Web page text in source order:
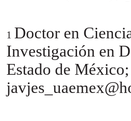
1 Doctor en
Investigación en
Estado de